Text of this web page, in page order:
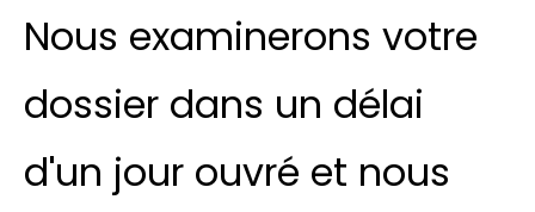
Nous examinerons votre
dossier dans un délai
d'un jour ouvré et nous